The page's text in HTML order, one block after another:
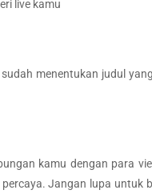
live kamu
menentukan judul
kamu dengan para
Jangan lupa untuk